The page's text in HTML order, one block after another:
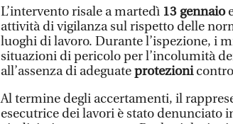
L’intervento risale a martedì 13 gennaio
attività di vigilanza sul rispetto delle
luoghi di lavoro. Durante l’ispezione, i
situazioni di pericolo per l’incolumità
all’assenza di adeguateprotezioni
Al termine degli accertamenti, il
esecutrice dei lavori è stato denunciato